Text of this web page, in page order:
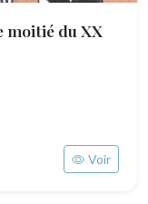
moitié du XX
Voir